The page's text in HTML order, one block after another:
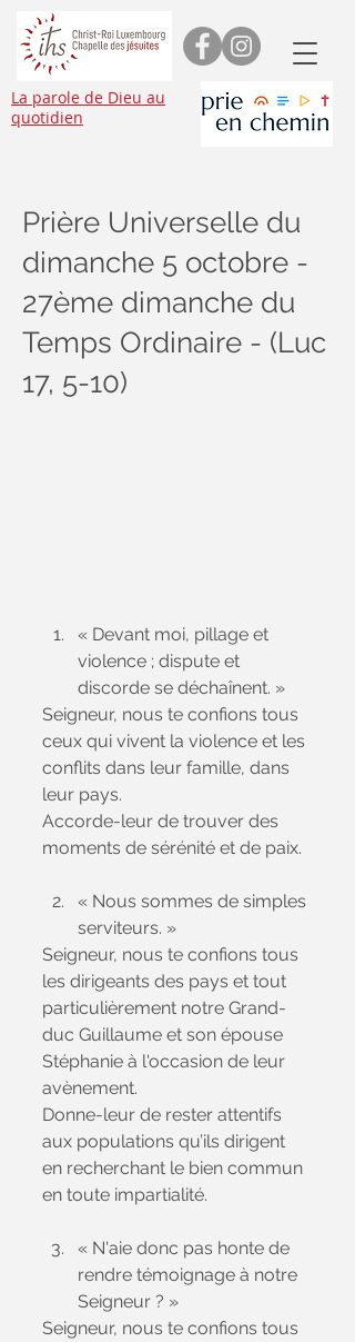
La parole de Dieu au
quotidien
Prière Universelle du
dimanche 5 octobre -
27ème dimanche du
Temps Ordinaire - (Luc
17, 5-10)
« Devant moi, pillage et
violence ; dispute et
discorde se déchaînent. »
Seigneur, nous te confions tous
ceux qui vivent la violence et les
conflits dans leur famille, dans
leur pays.
Accorde-leur de trouver des
moments de sérénité et de paix.
« Nous sommes de simples
serviteurs. »
Seigneur, nous te confions tous
les dirigeants des pays et tout
particulièrement notre Grand-
duc Guillaume et son épouse
Stéphanie à l'occasion de leur
avènement.
Donne-leur de rester attentifs
aux populations qu’ils dirigent
en recherchant le bien commun
en toute impartialité.
« N'aie donc pas honte de
rendre témoignage à notre
Seigneur ? »
Seigneur, nous te confions tous